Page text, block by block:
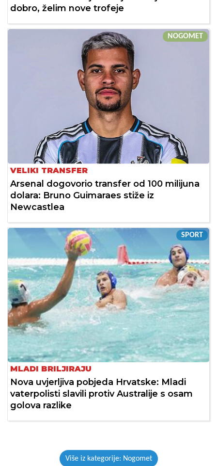
dobro, želim nove trofeje
NOGOMET
VELIKI TRANSFER
Arsenal dogovorio transfer od 100 milijuna
dolara: Bruno Guimaraes stiže iz
Newcastlea
SPORT
MLADI BRILJIRAJU
Nova uvjerljiva pobjeda Hrvatske: Mladi
vaterpolisti slavili protiv Australije s osam
golova razlike
Više iz kategorije: Nogomet